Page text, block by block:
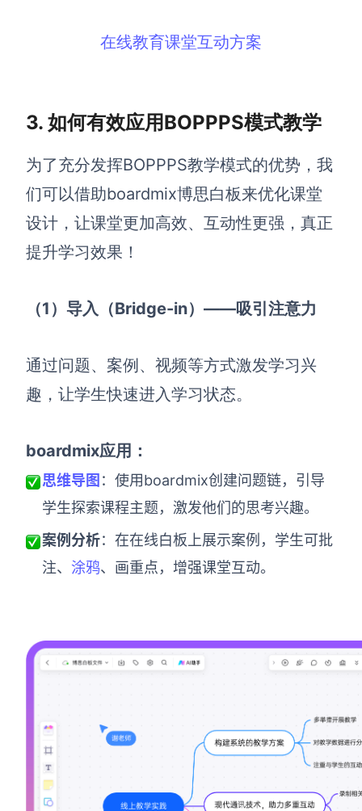
在线教育课堂互动方案
3. 如何有效应用BOPPPS模式教学
为了充分发挥BOPPPS教学模式的优势，我
们可以借助boardmix博思白板来优化课堂
设计，让课堂更加高效、互动性更强，真正
提升学习效果！
（1）导入（Bridge-in）——吸引注意力
通过问题、案例、视频等方式激发学习兴
趣，让学生快速进入学习状态。
boardmix应用：
思维导图 ：使用boardmix创建问题链，引导
学生探索课程主题，激发他们的思考兴趣。
案例分析：在在线白板上展示案例，学生可批
注、 涂鸦、画重点，增强课堂互动。